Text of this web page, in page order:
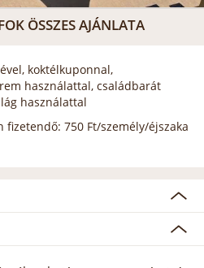
ÖSSZES AJÁNLATA
koktélkuponnal,
használattal, családbarát
használattal
750 Ft/személy/éjszaka